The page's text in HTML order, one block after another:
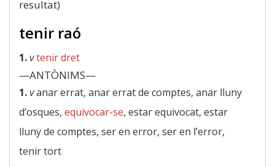
resultat)
tenir raó
1.vtenir dret
—ANTÒNIMS—
1.vanar errat, anar errat de comptes, anar lluny
d’osques, equivocar-se, estar equivocat, estar
lluny de comptes, ser en error, ser en l’error,
tenir tort